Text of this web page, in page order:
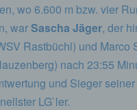
wo 6.600 m bzw. vier
warSascha Jäger, der
Rastbüchl) und Marco
nach 23:55
und Sieger
LG`ler.
im Sinne der Datenschutz-
sonstiger in den
Union geltenden
und anderer
Charakter ist
Passau